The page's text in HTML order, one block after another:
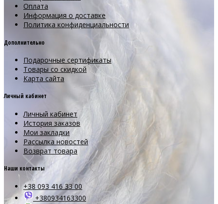
Оплата
Информация о доставке
Политика конфиденциальности
Дополнительно
Подарочные сертификаты
Товары со скидкой
Карта сайта
Личный кабинет
Личный кабинет
История заказов
Мои закладки
Рассылка новостей
Возврат товара
Наши контакты
+38 093 416 33 00
+380934163300